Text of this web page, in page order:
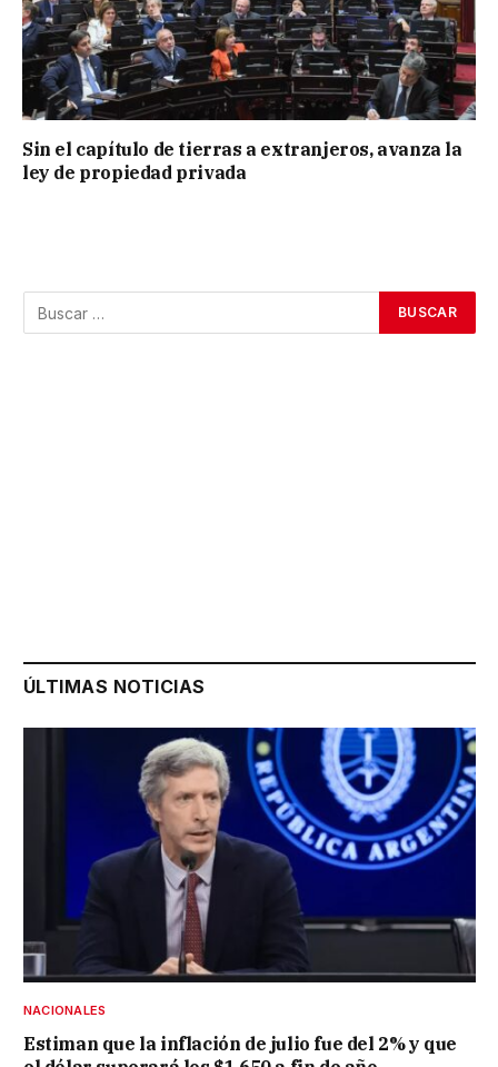
Sin el capítulo de tierras a extranjeros, avanza la
ley de propiedad privada
ÚLTIMAS NOTICIAS
NACIONALES
Estiman que la inflación de julio fue del 2% y que